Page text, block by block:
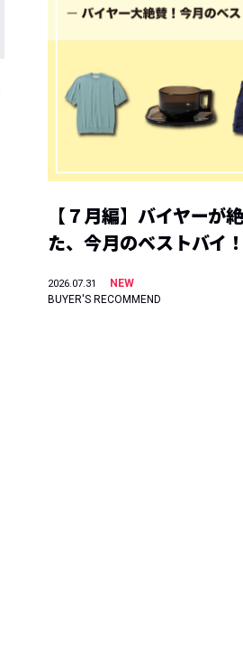
【７月編】バイヤーが
た、今月のベストバイ！
2026.07.31
NEW
BUYER'S RECOMMEND